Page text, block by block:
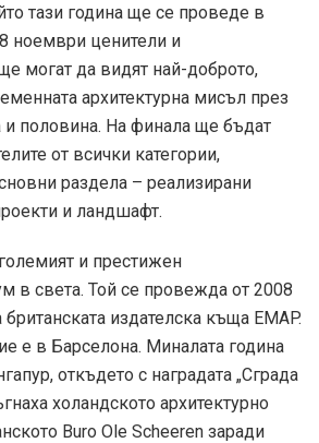
тази година ще се проведе в
ноември ценители и
могат да видят най-доброто,
архитектурна мисъл през
и половина. На финала ще бъдат
от всички категории,
раздела – реализирани
и ландшафт.
и престижен
в света. Той се провежда от 2008
издателска къща EMAP.
е в Барселона. Миналата година
откъдето с наградата „Сграда
холандското архитектурно
Buro Ole Sсheeren заради